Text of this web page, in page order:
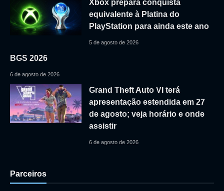
Xbox prepara conquista
equivalente à Platina do
PlayStation para ainda este ano
5 de agosto de 2026
BGS 2026
6 de agosto de 2026
Grand Theft Auto VI terá
apresentação estendida em 27
de agosto; veja horário e onde
assistir
6 de agosto de 2026
Parceiros